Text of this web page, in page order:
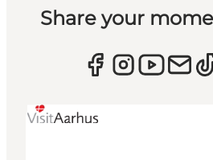
Share your